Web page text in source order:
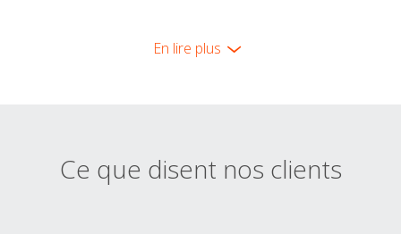
En lire plus
Ce que disent nos clients